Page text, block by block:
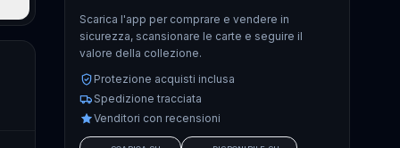
Scarica l'app per comprare e vendere in
sicurezza, scansionare le carte e seguire il
valore della collezione.
Protezione acquisti inclusa
Spedizione tracciata
Venditori con recensioni